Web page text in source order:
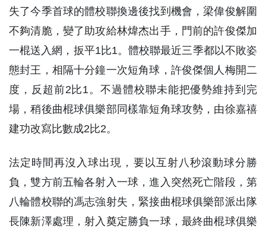
失了今季首球的體校聯換邊後找到機會，梁偉俊解圍
不夠清脆，變了助攻給林煒杰出手，門前的許俊傑加
一棍送入網，扳平1比1。體校聯最近三季都以不敗姿
態封王，相隔十分鐘一次短角球，許俊傑個人梅開二
度，反超前2比1。不過體校聯未能把優勢維持到完
場，稍後曲棍球俱樂部同樣靠短角球攻勢，由徐嘉禧
建功改寫比數成2比2。
法定時間再沒入球出現，要以互射八秒滾動球分勝
負，雙方前五輪各射入一球，進入突然死亡階段，第
八輪體校聯的馮志強射失，緊接曲棍球俱樂部派出隊
長陳新澤處理，射入奠定勝負一球，最終曲棍球俱樂